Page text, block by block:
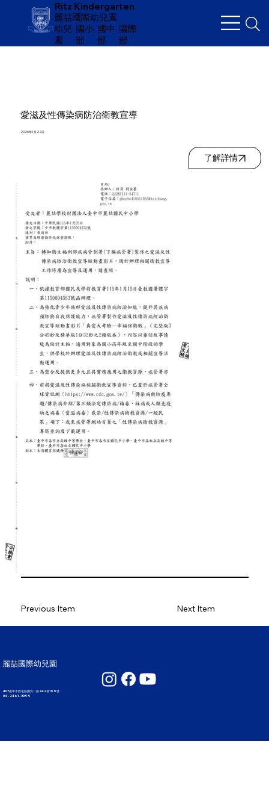
Ritz Kindergarten
麗喆國際幼兒園
幼兒
園
​國小
部
國中
部
國際
部
愛滋及性傳染病防治衛教宣導
2026年1月22日
了解詳情
Previous Item Next Item
麗喆國際幼兒園
407臺中市西屯區國安二路242巷199號
04 - 2461 - 3099